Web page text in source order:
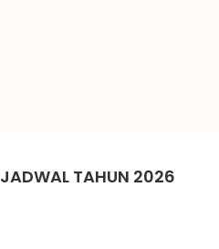
JADWAL TAHUN 2026